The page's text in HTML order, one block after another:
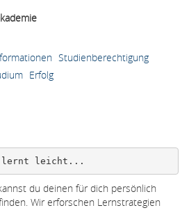
Studienberechtigung
Erfolg
lernt leicht...
du deinen für dich persönlich
Wir erforschen Lernstrategien